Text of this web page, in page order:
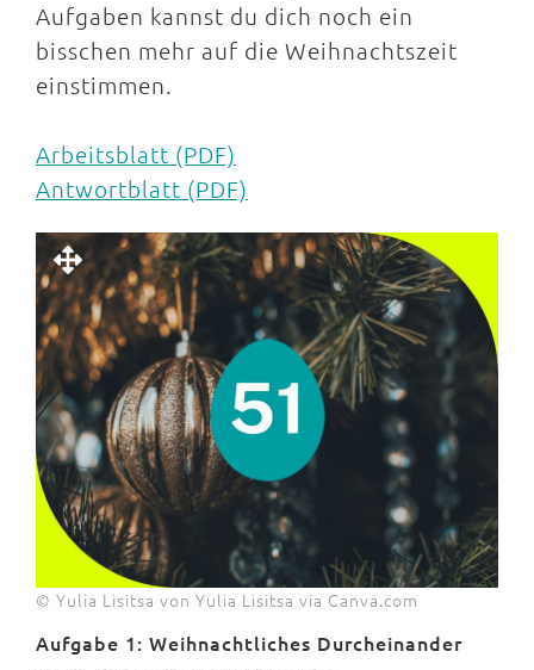
Aufgaben kannst du dich noch ein
bisschen mehr auf die Weihnachtszeit
einstimmen.
Arbeitsblatt (PDF)
Antwortblatt (PDF)
© Yulia Lisitsa von Yulia Lisitsa via Canva.com
Aufgabe 1: Weihnachtliches Durcheinander